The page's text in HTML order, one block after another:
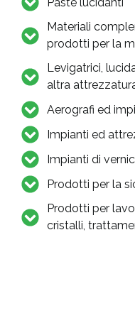
Materiali
prodotti per la
Levigatrici,
altra
Aerografi ed
Impianti ed
Impianti di
Prodotti per la
Prodotti per
cristalli,